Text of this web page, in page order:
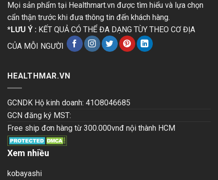
Mọi sản phẩm tại Healthmart.vn được tìm hiểu và lựa chọn
cẩn thận trước khi đưa thông tin đến khách hàng.
*LƯU Ý : KẾT QUẢ CÓ THỂ ĐA DẠNG TÙY THEO CƠ ĐỊA
CỦA MỖI NGƯỜI
HEALTHMAR.VN
GCNDK Hộ kinh doanh: 41O8046685
GCN đăng ký MST:
Free ship đơn hàng từ 300.000vnđ nội thành HCM
Xem nhiều
kobayashi